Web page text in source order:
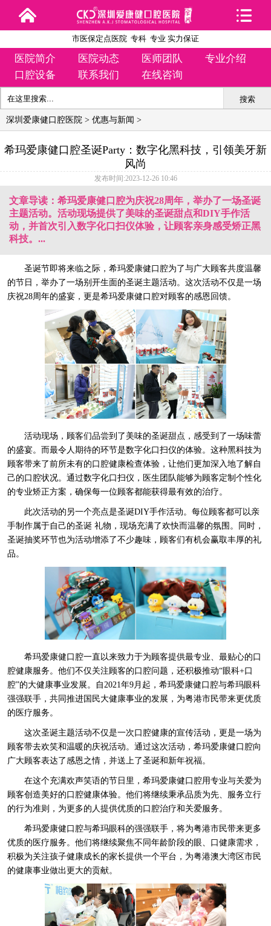
市医保定点医院 专科 专业 实力保证
医院简介 医院动态 医师团队
专业介绍
口腔设备
联系我们 在线咨询
搜索
深圳爱康健口腔医院 > 优惠与新闻 >
希玛爱康健口腔圣诞Party：数字化黑科技，引领美牙新
风尚
发布时间:2023-12-26 10:46
文章导读：希玛爱康健口腔为庆祝28周年，举办了一场圣诞
主题活动。活动现场提供了美味的圣诞甜点和DIY手作活
动，并首次引入数字化口扫仪体验，让顾客亲身感受矫正黑
科技。...
圣诞节即将来临之际，希玛爱康健口腔为了与广大顾客共度温馨
的节日，举办了一场别开生面的圣诞主题活动。这次活动不仅是一场
庆祝28周年的盛宴，更是希玛爱康健口腔对顾客的感恩回馈。
活动现场，顾客们品尝到了美味的圣诞甜点，感受到了一场味蕾
的盛宴。而最令人期待的环节是数字化口扫仪的体验。这种黑科技为
顾客带来了前所未有的口腔健康检查体验，让他们更加深入地了解自
己的口腔状况。通过数字化口扫仪，医生团队能够为顾客定制个性化
的专业矫正方案，确保每一位顾客都能获得最有效的治疗。
此次活动的另一个亮点是圣诞DIY手作活动。每位顾客都可以亲
手制作属于自己的圣诞 礼物，现场充满了欢快而温馨的氛围。同时，
圣诞抽奖环节也为活动增添了不少趣味，顾客们有机会赢取丰厚的礼
品。
希玛爱康健口腔一直以来致力于为顾客提供最专业、最贴心的口
腔健康服务。他们不仅关注顾客的口腔问题，还积极推动“眼科+口
腔”的大健康事业发展。自2021年9月起，希玛爱康健口腔与希玛眼科
强强联手，共同推进国民大健康事业的发展，为粤港市民带来更优质
的医疗服务。
这次圣诞主题活动不仅是一次口腔健康的宣传活动，更是一场为
顾客带去欢笑和温暖的庆祝活动。通过这次活动，希玛爱康健口腔向
广大顾客表达了感恩之情，并送上了圣诞和新年祝福。
在这个充满欢声笑语的节日里，希玛爱康健口腔用专业与关爱为
顾客创造美好的口腔健康体验。他们将继续秉承品质为先、服务立行
的行为准则，为更多的人提供优质的口腔治疗和关爱服务。
希玛爱康健口腔与希玛眼科的强强联手，将为粤港市民带来更多
优质的医疗服务。他们将继续聚焦不同年龄阶段的眼、口健康需求，
积极为关注孩子健康成长的家长提供一个平台，为粤港澳大湾区市民
的健康事业做出更大的贡献。